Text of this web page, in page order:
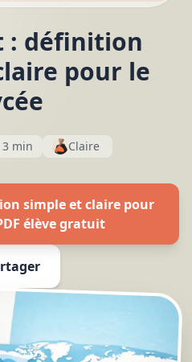
: définition
pour le
3 min Claire
simple et claire pour
élève gratuit